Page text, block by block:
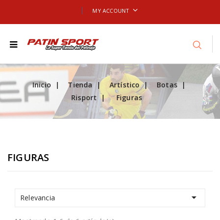
MY ACCOUNT
Inicio Tienda Artístico
Botas
Risport
Figuras
FIGURAS
Relevancia 